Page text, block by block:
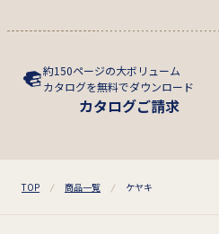
約150ページの大ボリューム
カタログを無料でダウンロード
カタログご請求
TOP 商品一覧 ケヤキ